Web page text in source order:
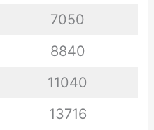
7050
8840
11040
13716